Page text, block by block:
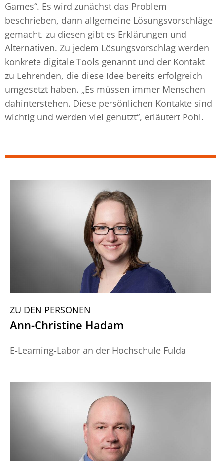
Games“. Es wird zunächst das Problem
beschrieben, dann allgemeine Lösungsvorschläge
gemacht, zu diesen gibt es Erklärungen und
Alternativen. Zu jedem Lösungsvorschlag werden
konkrete digitale Tools genannt und der Kontakt
zu Lehrenden, die diese Idee bereits erfolgreich
umgesetzt haben. „Es müssen immer Menschen
dahinterstehen. Diese persönlichen Kontakte sind
wichtig und werden viel genutzt“, erläutert Pohl.
ZU DEN PERSONEN
Ann-Christine Hadam
E-Learning-Labor an der Hochschule Fulda